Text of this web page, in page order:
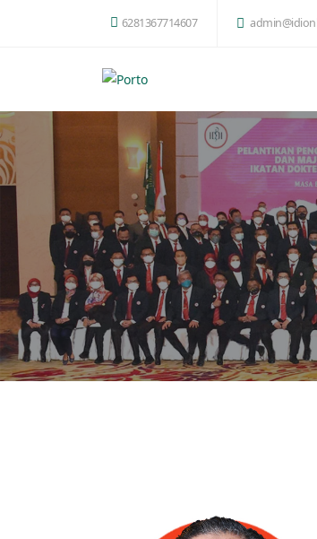
6281367714607